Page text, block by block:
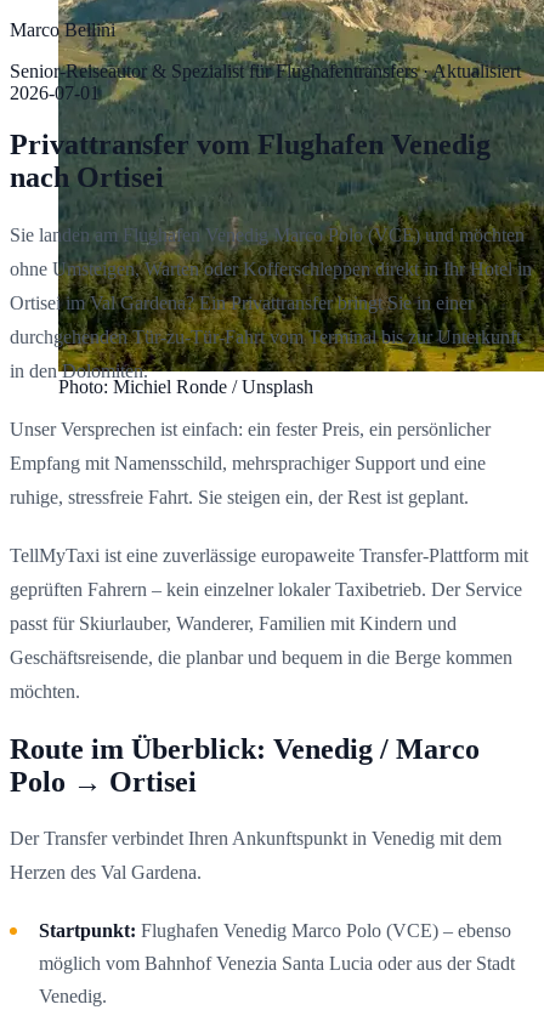
Photo: Michiel Ronde / Unsplash
Marco Bellini
Senior-Reiseautor & Spezialist für Flughafentransfers·Aktualisiert
2026-07-01
Privattransfer vom Flughafen Venedig
nach Ortisei
Sie landen am Flughafen Venedig Marco Polo (VCE) und möchten
ohne Umsteigen, Warten oder Kofferschleppen direkt in Ihr Hotel in
Ortisei im Val Gardena? Ein Privattransfer bringt Sie in einer
durchgehenden Tür-zu-Tür-Fahrt vom Terminal bis zur Unterkunft
in den Dolomiten.
Unser Versprechen ist einfach: ein fester Preis, ein persönlicher
Empfang mit Namensschild, mehrsprachiger Support und eine
ruhige, stressfreie Fahrt. Sie steigen ein, der Rest ist geplant.
TellMyTaxi ist eine zuverlässige europaweite Transfer-Plattform mit
geprüften Fahrern – kein einzelner lokaler Taxibetrieb. Der Service
passt für Skiurlauber, Wanderer, Familien mit Kindern und
Geschäftsreisende, die planbar und bequem in die Berge kommen
möchten.
Route im Überblick: Venedig / Marco
Polo → Ortisei
Der Transfer verbindet Ihren Ankunftspunkt in Venedig mit dem
Herzen des Val Gardena.
Startpunkt: Flughafen Venedig Marco Polo (VCE) – ebenso
möglich vom Bahnhof Venezia Santa Lucia oder aus der Stadt
Venedig.